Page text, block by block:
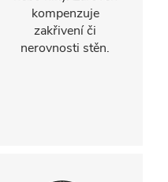
kompenzuje
zakřivení či
nerovnosti stěn.